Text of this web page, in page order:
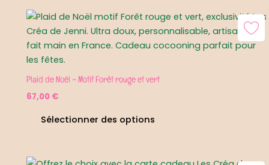
Plaid de Noël – Motif Forêt rouge et vert
67,00 €
Sélectionner des options